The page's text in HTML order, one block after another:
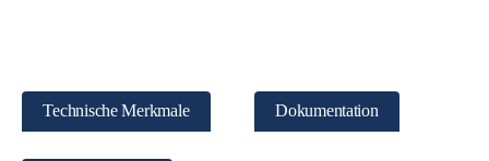
Technische Merkmale Dokumentation